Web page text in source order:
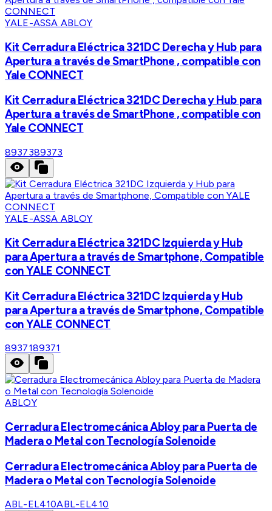
YALE-ASSA ABLOY
Kit Cerradura Eléctrica 321DC Derecha y Hub para
Apertura a través de SmartPhone , compatible con
Yale CONNECT
Kit Cerradura Eléctrica 321DC Derecha y Hub para
Apertura a través de SmartPhone , compatible con
Yale CONNECT
8937389373
YALE-ASSA ABLOY
Kit Cerradura Eléctrica 321DC Izquierda y Hub
para Apertura a través de Smartphone, Compatible
con YALE CONNECT
Kit Cerradura Eléctrica 321DC Izquierda y Hub
para Apertura a través de Smartphone, Compatible
con YALE CONNECT
8937189371
ABLOY
Cerradura Electromecánica Abloy para Puerta de
Madera o Metal con Tecnología Solenoide
Cerradura Electromecánica Abloy para Puerta de
Madera o Metal con Tecnología Solenoide
ABL-EL410ABL-EL410